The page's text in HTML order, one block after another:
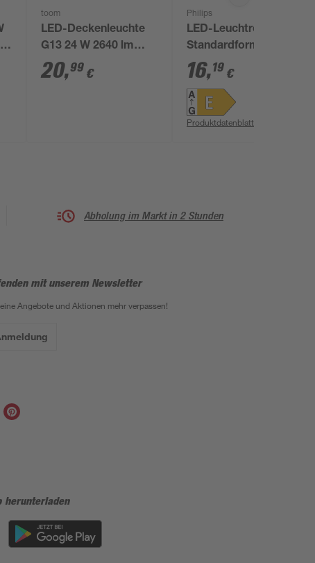
toom
LED-Deckenleuchte
G13 24 W 2640 lm
neutralweiß 153 x 6
cm
20,99 €
Philips
LED-Leuchtröhre
Standardform matt
S14D 3,5 W 375 lm
warmweiß
16,19 €
Produktdatenblatt
Abholung im Markt in 2 Stunden
mit unserem Newsletter
Angebote und Aktionen mehr verpassen!
herunterladen